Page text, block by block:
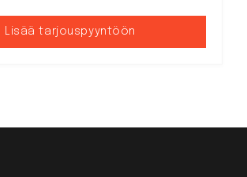
Lisää tarjouspyyntöön